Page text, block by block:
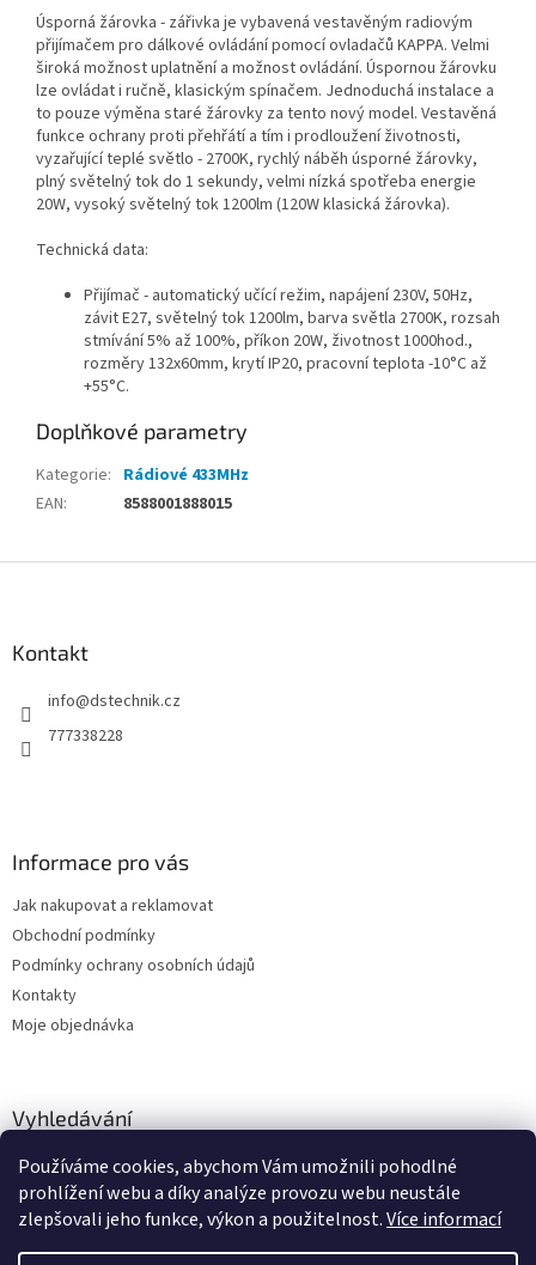
Používáme cookies, abychom Vám umožnili pohodlné
prohlížení webu a díky analýze provozu webu neustále
zlepšovali jeho funkce, výkon a použitelnost.Více informací
Úsporná žárovka - zářivka je vybavená vestavěným radiovým
přijímačem pro dálkové ovládání pomocí ovladačů KAPPA. Velmi
široká možnost uplatnění a možnost ovládání. Úspornou žárovku
lze ovládat i ručně, klasickým spínačem. Jednoduchá instalace a
to pouze výměna staré žárovky za tento nový model. Vestavěná
funkce ochrany proti přehřátí a tím i prodloužení životnosti,
vyzařující teplé světlo - 2700K, rychlý náběh úsporné žárovky,
plný světelný tok do 1 sekundy, velmi nízká spotřeba energie
20W, vysoký světelný tok 1200lm (120W klasická žárovka).
Technická data:
Přijímač - automatický učící režim, napájení 230V, 50Hz,
závit E27, světelný tok 1200lm, barva světla 2700K, rozsah
stmívání 5% až 100%, příkon 20W, životnost 1000hod.,
rozměry 132x60mm, krytí IP20, pracovní teplota -10°C až
+55°C.
Doplňkové parametry
Kategorie: Rádiové 433MHz
EAN: 8588001888015
Kontakt
info@dstechnik.cz
777338228
Informace pro vás
Jak nakupovat a reklamovat
Obchodní podmínky
Podmínky ochrany osobních údajů
Kontakty
Moje objednávka
Vyhledávání
HLEDAT